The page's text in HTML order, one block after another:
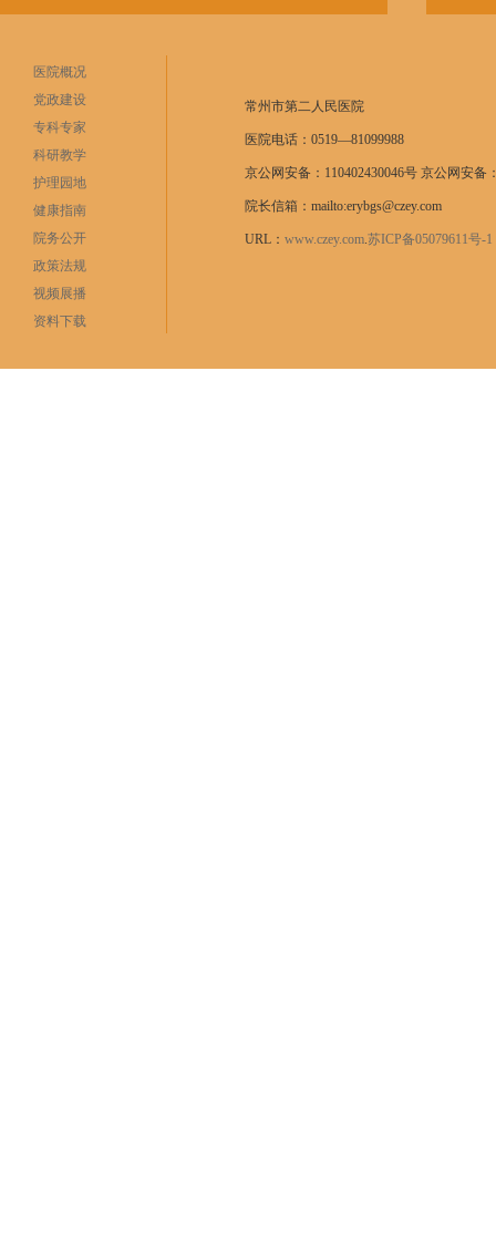
医院概况
党政建设
专科专家
科研教学
护理园地
健康指南
院务公开
政策法规
视频展播
资料下载
常州市第二人民医院
医院电话：0519—81099988
京公网安备：110402430046号 京公网安备
院长信箱：mailto:erybgs@czey.com
URL： www.czey.com.苏ICP备05079611号-